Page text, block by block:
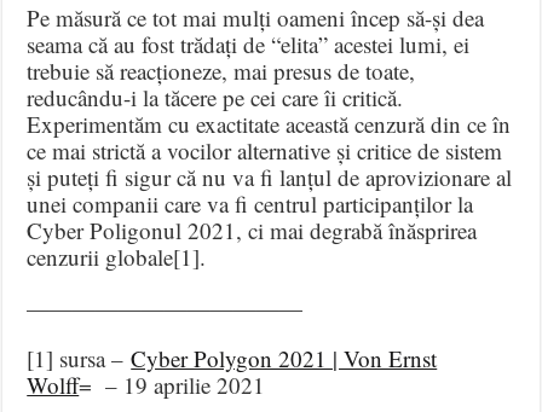
Pe măsură ce tot mai mulți oameni încep să-și dea
seama că au fost trădați de “elita” acestei lumi, ei
trebuie să reacționeze, mai presus de toate,
reducându-i la tăcere pe cei care îi critică.
Experimentăm cu exactitate această cenzură din ce în
ce mai strictă a vocilor alternative și critice de sistem
și puteți fi sigur că nu va fi lanțul de aprovizionare al
unei companii care va fi centrul participanților la
Cyber Poligonul 2021, ci mai degrabă înăsprirea
cenzurii globale[1].
————————————
[1] sursa –Cyber Polygon 2021 | Von Ernst
Wolff= – 19 aprilie 2021